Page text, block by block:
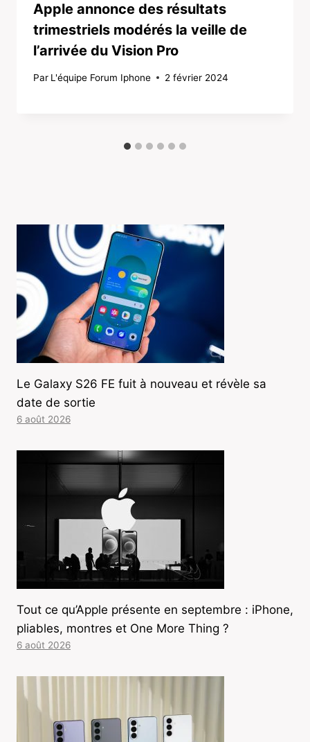
Apple annonce des résultats
trimestriels modérés la veille de
l’arrivée du Vision Pro
Par L'équipe Forum Iphone 2 février 2024
Le Galaxy S26 FE fuit à nouveau et révèle sa
date de sortie
6 août 2026
Tout ce qu’Apple présente en septembre : iPhone,
pliables, montres et One More Thing ?
6 août 2026